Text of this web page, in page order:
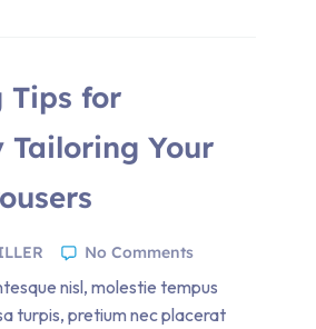
Tips for
Tailoring Your
No Comments
nisl, molestie tempus
turpis, pretium nec placerat